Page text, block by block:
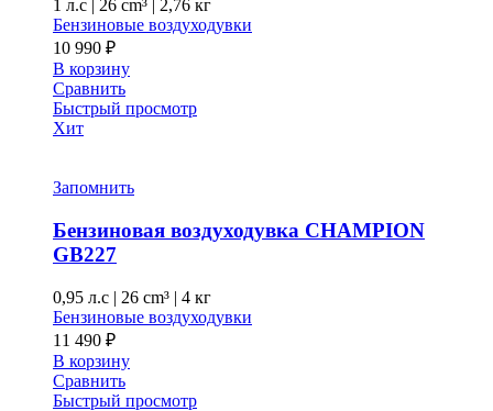
1 л.с 26 cm³ | 2,76 кг
Бензиновые воздуходувки
10 990 ₽
В корзину
Сравнить
Быстрый просмотр
Хит
Запомнить
Бензиновая воздуходувка CHAMPION
GB227
0,95 л.с | 26 cm³ | 4 кг
Бензиновые воздуходувки
11 490 ₽
В корзину
Сравнить
Быстрый просмотр